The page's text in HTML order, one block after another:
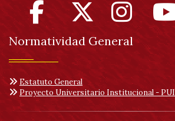
Normatividad General
Estatuto General
Proyecto Universitario Institucional - PUI